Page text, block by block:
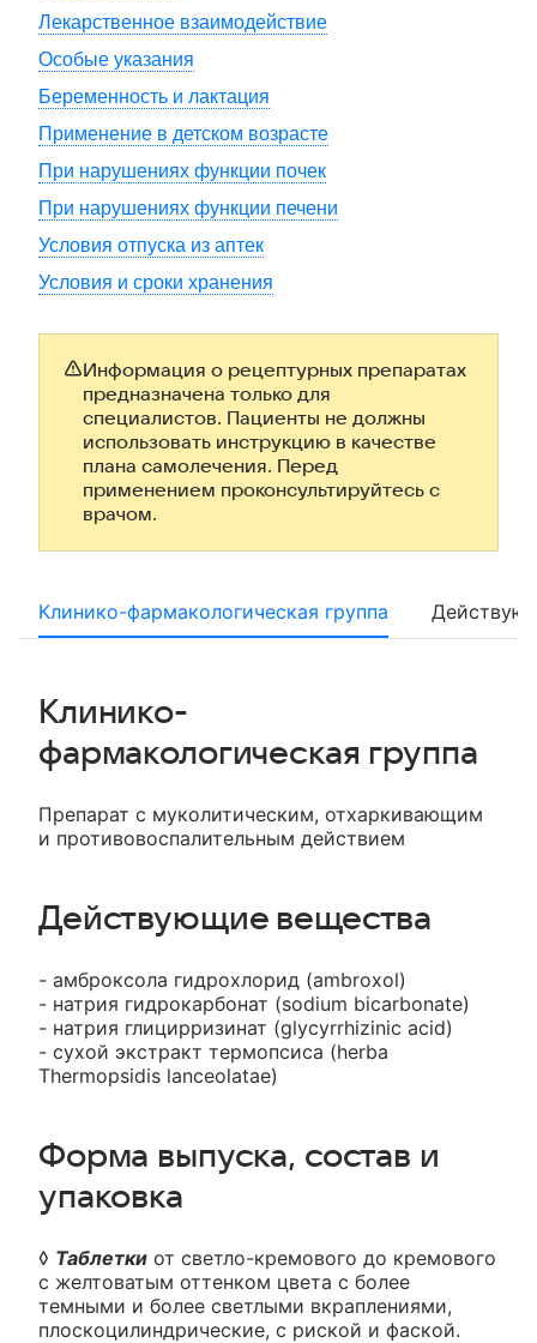
Лекарственное взаимодействие
Особые указания
Беременность и лактация
Применение в детском возрасте
При нарушениях функции почек
При нарушениях функции печени
Условия отпуска из аптек
Условия и сроки хранения
Информация о рецептурных препаратах
предназначена только для
специалистов. Пациенты не должны
использовать инструкцию в качестве
плана самолечения. Перед
применением проконсультируйтесь с
врачом.
Клинико-фармакологическая группа
Клинико-
фармакологическая группа
Препарат с муколитическим, отхаркивающим
и противовоспалительным действием
Действующие вещества
- амброксола гидрохлорид (ambroxol)
- натрия гидрокарбонат (sodium bicarbonate)
- натрия глицирризинат (glycyrrhizinic acid)
- сухой экстракт термопсиса (herba
Thermopsidis lanceolatae)
Форма выпуска, состав и
упаковка
◊ Таблетки от светло-кремового до кремового
с желтоватым оттенком цвета с более
темными и более светлыми вкраплениями,
плоскоцилиндрические, с риской и фаской.